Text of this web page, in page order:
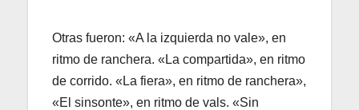
Otras fueron: «A la izquierda no vale», en
ritmo de ranchera. «La compartida», en ritmo
de corrido. «La fiera», en ritmo de ranchera»,
«El sinsonte», en ritmo de vals. «Sin